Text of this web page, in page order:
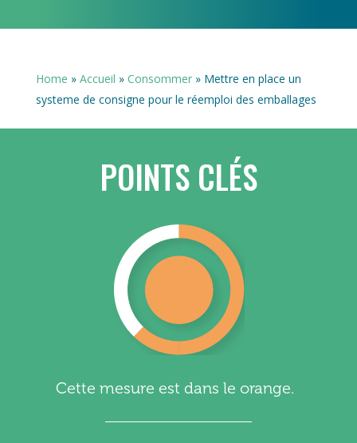
Home » Accueil » Consommer» Mettre en place un
systeme de consigne pour le réemploi des emballages
POINTS CLÉS
Cette mesure est dans le orange.